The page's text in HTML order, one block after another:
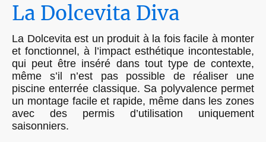
La Dolcevita Diva
La Dolcevita est un produit à la fois facile à monter
et fonctionnel, à l’impact esthétique incontestable,
qui peut être inséré dans tout type de contexte,
même s’il n’est pas possible de réaliser une
piscine enterrée classique. Sa polyvalence permet
un montage facile et rapide, même dans les zones
avec des permis d’utilisation uniquement
saisonniers.